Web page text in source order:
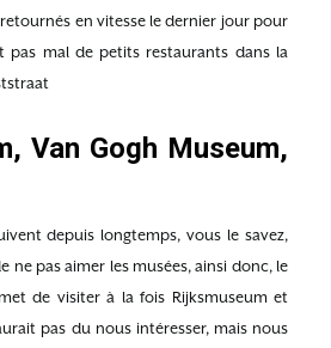
en vitesse le dernier jour pour
pas mal de petits restaurants dans la
Van Gogh Museum,
depuis longtemps, vous le savez,
ne pas aimer les musées, ainsi donc, le
de visiter à la fois Rijksmuseum et
pas du nous intéresser, mais nous